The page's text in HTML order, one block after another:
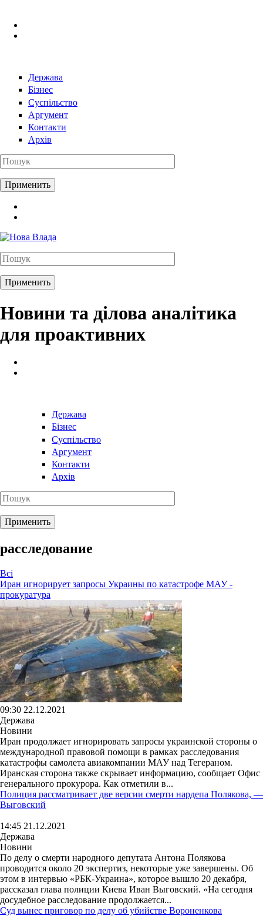
Держава
Бізнес
Суспільство
Аргумент
Контакти
Архів
Новини та ділова аналітика
для проактивних
Держава
Бізнес
Суспільство
Аргумент
Контакти
Архів
расследование
Всі
Иран игнорирует запросы Украины по катастрофе МАУ -
прокуратура
09:30 22.12.2021
Держава
Новини
Иран продолжает игнорировать запросы украинской стороны о
международной правовой помощи в рамках расследования
катастрофы самолета авиакомпании МАУ над Тегераном.
Иранская сторона также скрывает информацию, сообщает Офис
генерального прокурора. Как отметили в...
Полиция рассматривает две версии смерти нардепа Полякова, —
Выговский
14:45 21.12.2021
Держава
Новини
По делу о смерти народного депутата Антона Полякова
проводится около 20 экспертиз, некоторые уже завершены. Об
этом в интервью «РБК-Украина», которое вышло 20 декабря,
рассказал глава полиции Киева Иван Выговский. «На сегодня
досудебное расследование продолжается...
Суд вынес приговор по делу об убийстве Вороненкова